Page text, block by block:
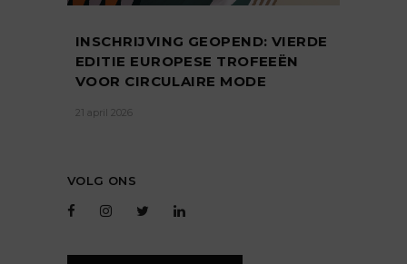
INSCHRIJVING GEOPEND: VIERDE
EDITIE EUROPESE TROFEEËN
VOOR CIRCULAIRE MODE
21 april 2026
VOLG ONS